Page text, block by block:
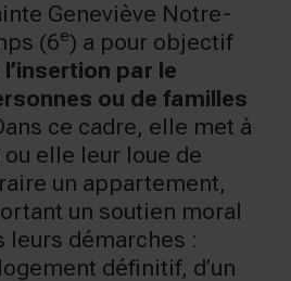
Geneviève Notre-
(6e) a pour objectif
par le
ou de familles
ce cadre, elle met à
elle leur loue de
un appartement,
un soutien moral
leurs démarches :
définitif, d’un